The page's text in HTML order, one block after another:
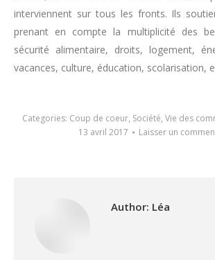
interviennent sur tous les fronts. Ils
prenant en compte la multiplicité des
sécurité alimentaire, droits, logement,
vacances, culture, éducation, scolarisation,
Categories: Coup de coeur, Société, Vie des
13 avril 2017
Laisser un
Author: Léa